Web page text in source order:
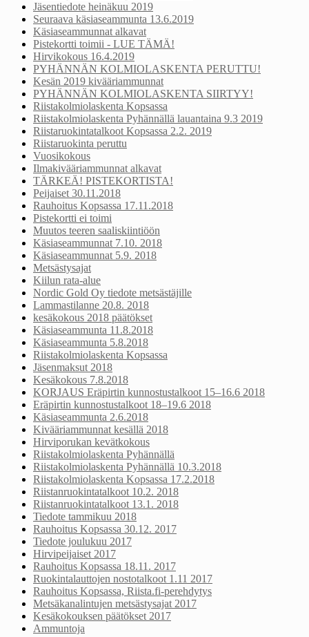
Jäsentiedote heinäkuu 2019
Seuraava käsiaseammunta 13.6.2019
Käsiaseammunnat alkavat
Pistekortti toimii - LUE TÄMÄ!
Hirvikokous 16.4.2019
PYHÄNNÄN KOLMIOLASKENTA PERUTTU!
Kesän 2019 kivääriammunnat
PYHÄNNÄN KOLMIOLASKENTA SIIRTYY!
Riistakolmiolaskenta Kopsassa
Riistakolmiolaskenta Pyhännällä lauantaina 9.3 2019
Riistaruokintatalkoot Kopsassa 2.2. 2019
Riistaruokinta peruttu
Vuosikokous
Ilmakivääriammunnat alkavat
TÄRKEÄ! PISTEKORTISTA!
Peijaiset 30.11.2018
Rauhoitus Kopsassa 17.11.2018
Pistekortti ei toimi
Muutos teeren saaliskiintiöön
Käsiaseammunnat 7.10. 2018
Käsiaseammunnat 5.9. 2018
Metsästysajat
Kiilun rata-alue
Nordic Gold Oy tiedote metsästäjille
Lammastilanne 20.8. 2018
kesäkokous 2018 päätökset
Käsiaseammunta 11.8.2018
Käsiaseammunta 5.8.2018
Riistakolmiolaskenta Kopsassa
Jäsenmaksut 2018
Kesäkokous 7.8.2018
KORJAUS Eräpirtin kunnostustalkoot 15–16.6 2018
Eräpirtin kunnostustalkoot 18–19.6 2018
Käsiaseammunta 2.6.2018
Kivääriammunnat kesällä 2018
Hirviporukan kevätkokous
Riistakolmiolaskenta Pyhännällä
Riistakolmiolaskenta Pyhännällä 10.3.2018
Riistakolmiolaskenta Kopsassa 17.2.2018
Riistanruokintatalkoot 10.2. 2018
Riistanruokintatalkoot 13.1. 2018
Tiedote tammikuu 2018
Rauhoitus Kopsassa 30.12. 2017
Tiedote joulukuu 2017
Hirvipeijaiset 2017
Rauhoitus Kopsassa 18.11. 2017
Ruokintalauttojen nostotalkoot 1.11 2017
Rauhoitus Kopsassa, Riista.fi-perehdytys
Metsäkanalintujen metsästysajat 2017
Kesäkokouksen päätökset 2017
Ammuntoja